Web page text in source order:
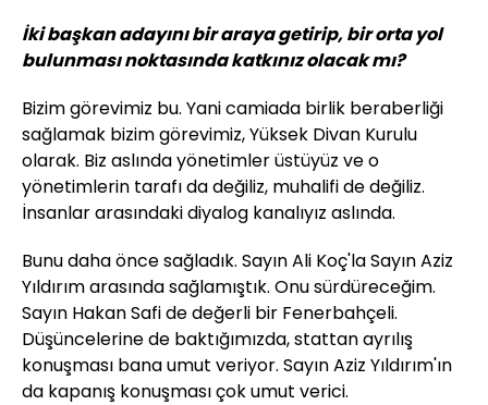
İki başkan adayını bir araya getirip, bir orta yol
bulunması noktasında katkınız olacak mı?
Bizim görevimiz bu. Yani camiada birlik beraberliği
sağlamak bizim görevimiz, Yüksek Divan Kurulu
olarak. Biz aslında yönetimler üstüyüz ve o
yönetimlerin tarafı da değiliz, muhalifi de değiliz.
İnsanlar arasındaki diyalog kanalıyız aslında.
Bunu daha önce sağladık. Sayın Ali Koç'la Sayın Aziz
Yıldırım arasında sağlamıştık. Onu sürdüreceğim.
Sayın Hakan Safi de değerli bir Fenerbahçeli.
Düşüncelerine de baktığımızda, stattan ayrılış
konuşması bana umut veriyor. Sayın Aziz Yıldırım'ın
da kapanış konuşması çok umut verici.